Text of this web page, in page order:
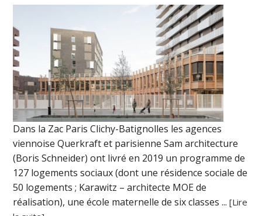
Dans la Zac Paris Clichy-Batignolles les agences
viennoise Querkraft et parisienne Sam architecture
(Boris Schneider) ont livré en 2019 un programme de
127 logements sociaux (dont une résidence sociale de
50 logements ; Karawitz – architecte MOE de
réalisation), une école maternelle de six classes ...[Lire